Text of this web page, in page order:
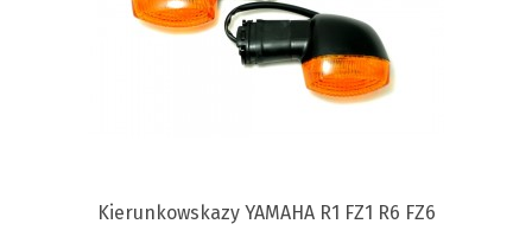
Kierunkowskazy YAMAHA R1 FZ1 R6 FZ6